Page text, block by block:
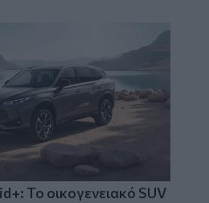
Το οικογενειακό SUV